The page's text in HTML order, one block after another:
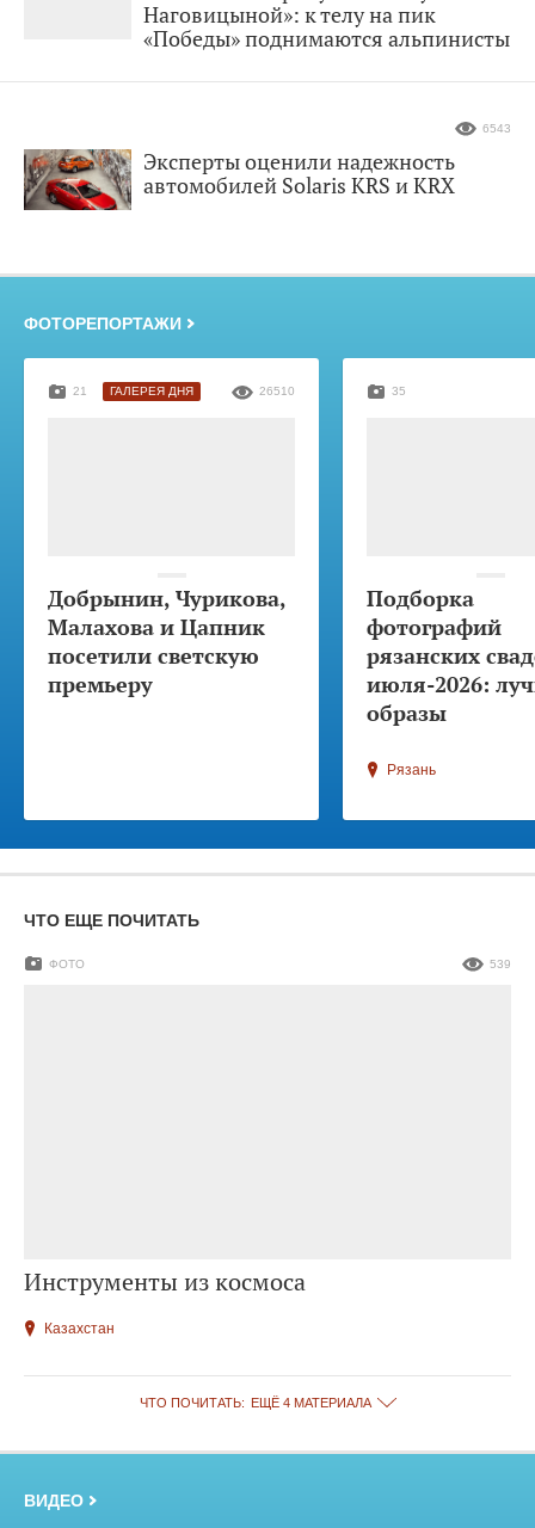
Наговицыной»: к телу на пик
«Победы» поднимаются альпинисты
Эксперты оценили надежность
автомобилей Solaris KRS и KRX
6543
ФОТОРЕПОРТАЖИ
Добрынин, Чурикова,
Малахова и Цапник
посетили светскую
премьеру
21 ГАЛЕРЕЯ ДНЯ 26510
Подборка
фотографий
рязанских
июля-2026:
образы
35
Рязань
ЧТО ЕЩЕ ПОЧИТАТЬ
Инструменты из космоса
ФОТО 539
Казахстан
ЧТО ПОЧИТАТЬ: ЕЩЁ 4 МАТЕРИАЛА
ВИДЕО